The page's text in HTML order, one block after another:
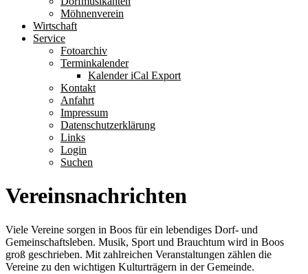
Möhnenverein
Wirtschaft
Service
Fotoarchiv
Terminkalender
Kalender iCal Export
Kontakt
Anfahrt
Impressum
Datenschutzerklärung
Links
Login
Suchen
Vereinsnachrichten
Viele Vereine sorgen in Boos für ein lebendiges Dorf- und
Gemeinschaftsleben. Musik, Sport und Brauchtum wird in Boos
groß geschrieben. Mit zahlreichen Veranstaltungen zählen die
Vereine zu den wichtigen Kulturträgern in der Gemeinde.